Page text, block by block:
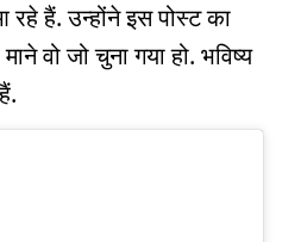
हैं. उन्होंने इस पोस्ट का
वो जो चुना गया हो. भविष्य